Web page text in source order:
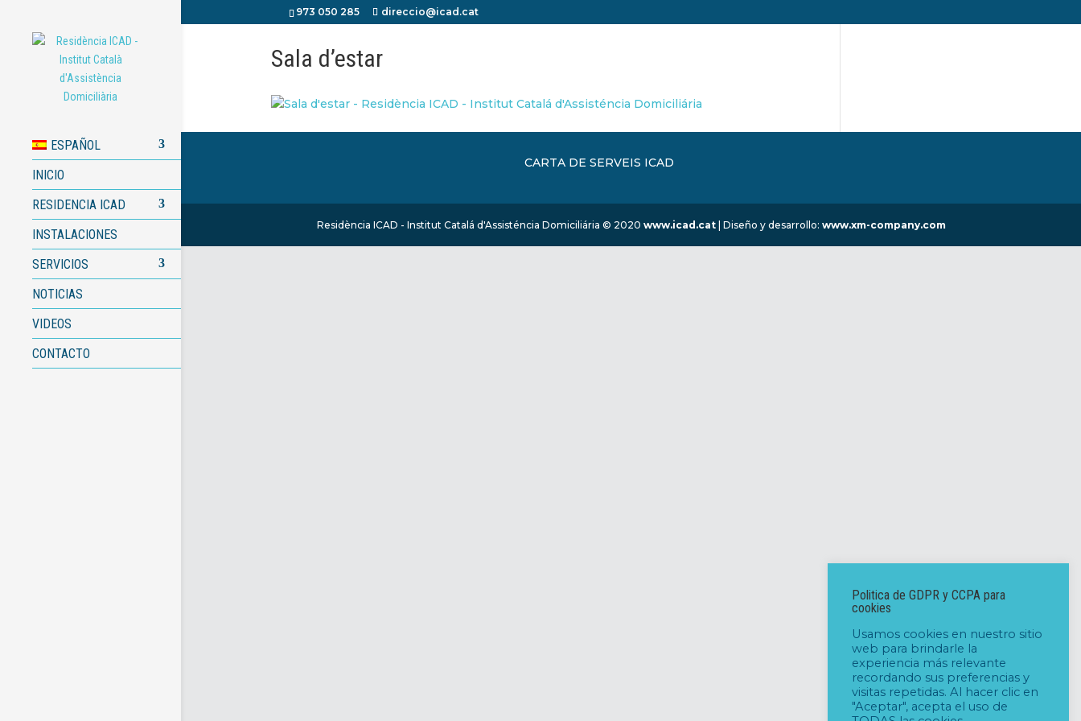
973 050 285 direccio@icad.cat
ESPAÑOL
INICIO
RESIDENCIA ICAD
INSTALACIONES
SERVICIOS
NOTICIAS
VIDEOS
CONTACTO
Sala d’estar
CARTA DE SERVEIS ICAD
Residència ICAD - Institut Catalá d'Assisténcia Domiciliária © 2020 www.icad.cat| Diseño y desarrollo: www.xm-company.com
Politica de GDPR y CCPA para
cookies
Usamos cookies en nuestro sitio
web para brindarle la
experiencia más relevante
recordando sus preferencias y
visitas repetidas. Al hacer clic en
"Aceptar", acepta el uso de